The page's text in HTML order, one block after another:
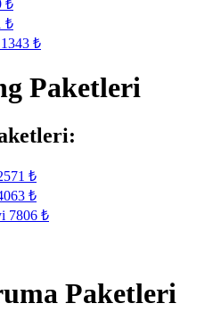
₺
₺
₺
Paketleri
₺
₺
7806 ₺
Paketleri